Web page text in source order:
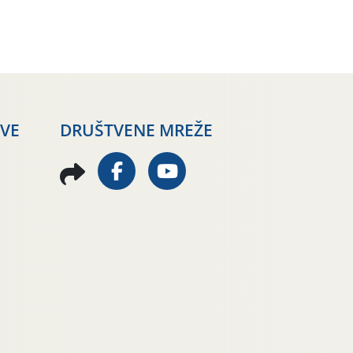
vinove […]
DRUŠTVENE MREŽE